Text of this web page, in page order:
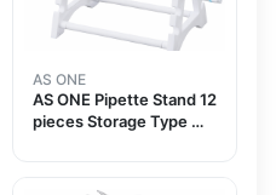
AS ONE
AS ONE Pipette Stand 12
pieces Storage Type 피